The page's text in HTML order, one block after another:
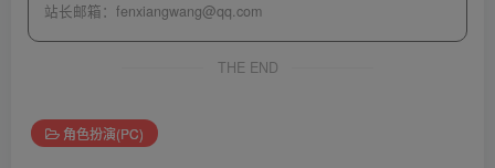
站长邮箱： fenxiangwang@qq.com
THE END
角色扮演(PC)